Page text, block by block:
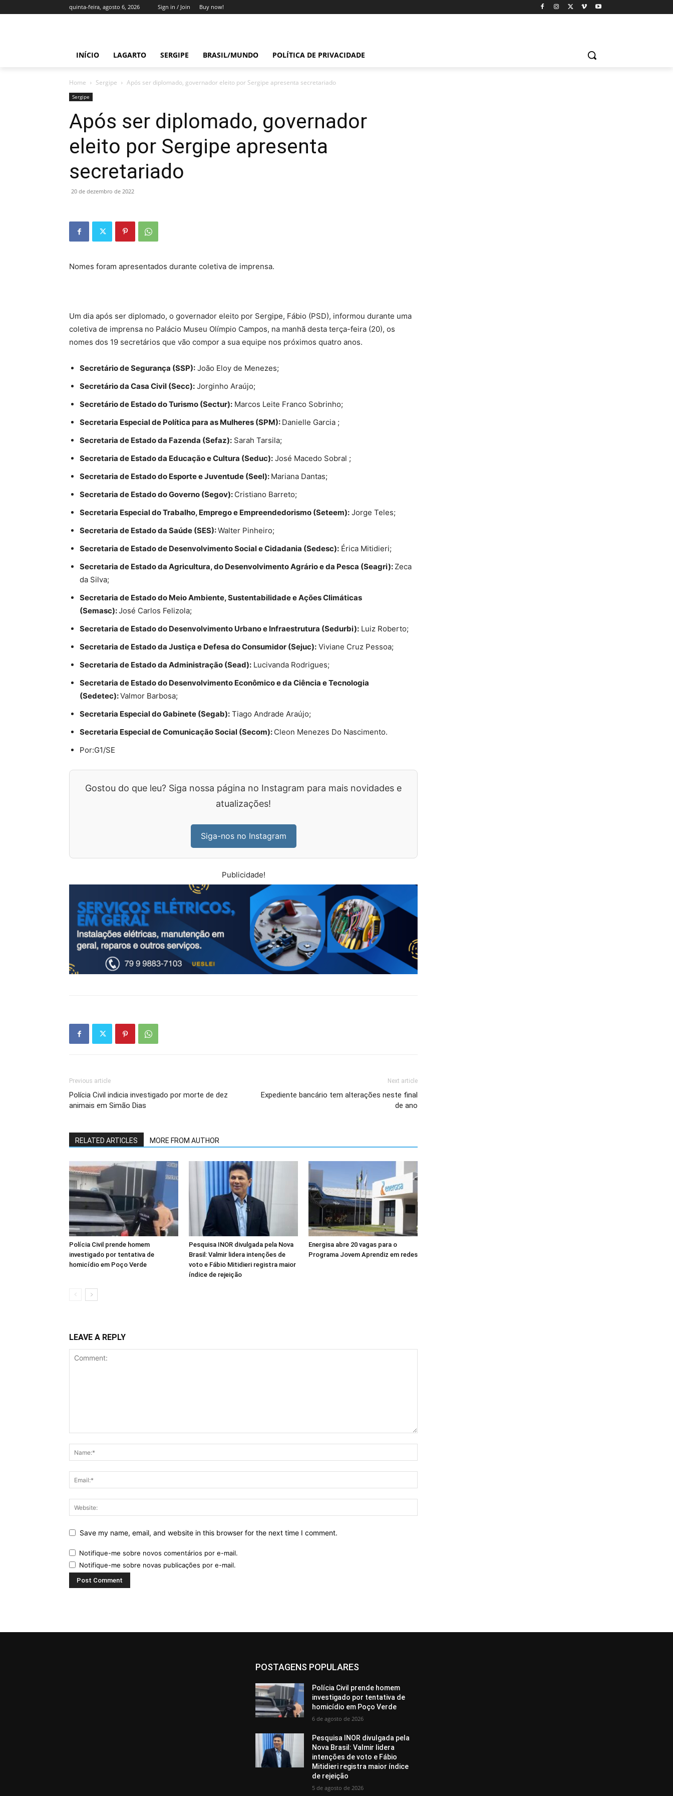
quinta-feira, agosto 6, 2026 Sign in / Join Buy now!
INÍCIO LAGARTO SERGIPE BRASIL/MUNDO POLÍTICA DE PRIVACIDADE
Home Sergipe Após ser diplomado, governador eleito por Sergipe apresenta secretariado
Sergipe
Após ser diplomado, governador
eleito por Sergipe apresenta
secretariado
20 de dezembro de 2022
Nomes foram apresentados durante coletiva de imprensa.
Um dia após ser diplomado, o governador eleito por Sergipe, Fábio (PSD), informou durante uma
coletiva de imprensa no Palácio Museu Olímpio Campos, na manhã desta terça-feira (20), os
nomes dos 19 secretários que vão compor a sua equipe nos próximos quatro anos.
Secretário de Segurança (SSP): João Eloy de Menezes;
Secretário da Casa Civil (Secc): Jorginho Araújo;
Secretário de Estado do Turismo (Sectur): Marcos Leite Franco Sobrinho;
Secretaria Especial de Política para as Mulheres (SPM): Danielle Garcia ;
Secretaria de Estado da Fazenda (Sefaz): Sarah Tarsila;
Secretaria de Estado da Educação e Cultura (Seduc): José Macedo Sobral ;
Secretaria de Estado do Esporte e Juventude (Seel): Mariana Dantas;
Secretaria de Estado do Governo (Segov): Cristiano Barreto;
Secretaria Especial do Trabalho, Emprego e Empreendedorismo (Seteem): Jorge Teles;
Secretaria de Estado da Saúde (SES):Walter Pinheiro;
Secretaria de Estado de Desenvolvimento Social e Cidadania (Sedesc): Érica Mitidieri;
Secretaria de Estado da Agricultura, do Desenvolvimento Agrário e da Pesca (Seagri): Zeca
da Silva;
Secretaria de Estado do Meio Ambiente, Sustentabilidade e Ações Climáticas
(Semasc):José Carlos Felizola;
Secretaria de Estado do Desenvolvimento Urbano e Infraestrutura (Sedurbi): Luiz Roberto;
Secretaria de Estado da Justiça e Defesa do Consumidor (Sejuc): Viviane Cruz Pessoa;
Secretaria de Estado da Administração (Sead): Lucivanda Rodrigues;
Secretaria de Estado do Desenvolvimento Econômico e da Ciência e Tecnologia
(Sedetec):Valmor Barbosa;
Secretaria Especial do Gabinete (Segab): Tiago Andrade Araújo;
Secretaria Especial de Comunicação Social (Secom): Cleon Menezes Do Nascimento.
Por:G1/SE
Gostou do que leu? Siga nossa página no Instagram para mais novidades e
atualizações!
Siga-nos no Instagram
Publicidade!
Previous article
Polícia Civil indicia investigado por morte de dez
animais em Simão Dias
Next article
Expediente bancário tem alterações neste final
de ano
RELATED ARTICLES MORE FROM AUTHOR
Polícia Civil prende homem
investigado por tentativa de
homicídio em Poço Verde
Pesquisa INOR divulgada pela Nova
Brasil: Valmir lidera intenções de
voto e Fábio Mitidieri registra maior
índice de rejeição
Energisa abre 20 vagas para o
Programa Jovem Aprendiz em redes
LEAVE A REPLY
Save my name, email, and website in this browser for the next time I comment.
Notifique-me sobre novos comentários por e-mail.
Notifique-me sobre novas publicações por e-mail.
POSTAGENS POPULARES
Polícia Civil prende homem
investigado por tentativa de
homicídio em Poço Verde
6 de agosto de 2026
Pesquisa INOR divulgada pela
Nova Brasil: Valmir lidera
intenções de voto e Fábio
Mitidieri registra maior índice
de rejeição
5 de agosto de 2026